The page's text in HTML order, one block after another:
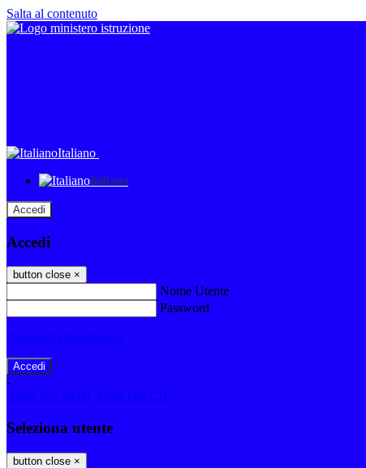
Salta al contenuto
Italiano
Italiano
Accedi
Accedi
button close ×
Nome Utente
Password
Password dimenticata?
-
Entra con SPID
Entra con CIE
Seleziona utente
button close ×